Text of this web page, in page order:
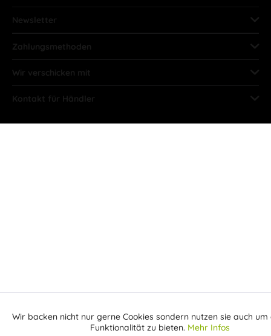
Newsletter
Zahlungsmethoden
Wir verschicken mit
Kontakt für Händler
Funktionale Aktiv
Wir backen nicht nur gerne Cookies sondern nutzen sie auch
Funktionalität zu bieten. Mehr Infos